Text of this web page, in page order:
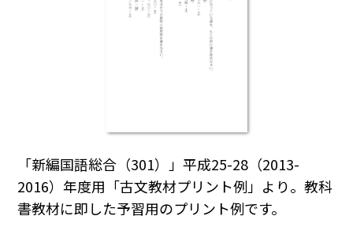
「新編国語総合（301）」平成25-28（2013-
2016）年度用「古文教材プリント例」より。教科
書教材に即した予習用のプリント例です。